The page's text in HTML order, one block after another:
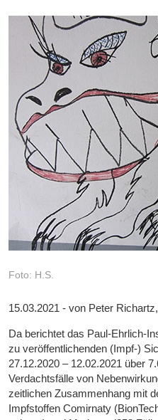
Foto: H.S.
15.03.2021 - von Peter
Da berichtet das Paul-Ehrlich-
zu veröffentlichenden (Impf-)
27.12.2020 – 12.02.2021 über
Verdachtsfälle von
zeitlichen Zusammenhang mit
Impfstoffen Comirnaty